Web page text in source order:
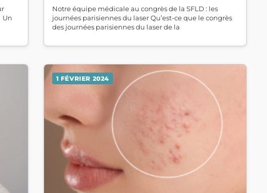
Un
Notre équipe médicale au congrès de la SFLD : les
journées parisiennes du laser Qu’est-ce que le congrès
des journées parisiennes du laser de la
1 FÉVRIER 2024